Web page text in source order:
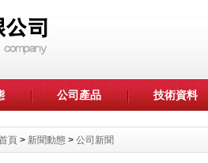
公司產品 技術資料
頁 > 新聞動態 > 公司新聞